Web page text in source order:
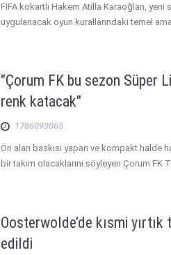
FIFA kokartlı Hakem Atilla Karaoğlan, yeni
uygulanacak oyun kurallarındaki temel
"Çorum FK bu sezon Süper
renk katacak"
1786093065
Ön alan baskısı yapan ve kompakt halde
bir takım olacaklarını söyleyen Çorum FK
Oosterwolde’de kısmi yırtık
edildi